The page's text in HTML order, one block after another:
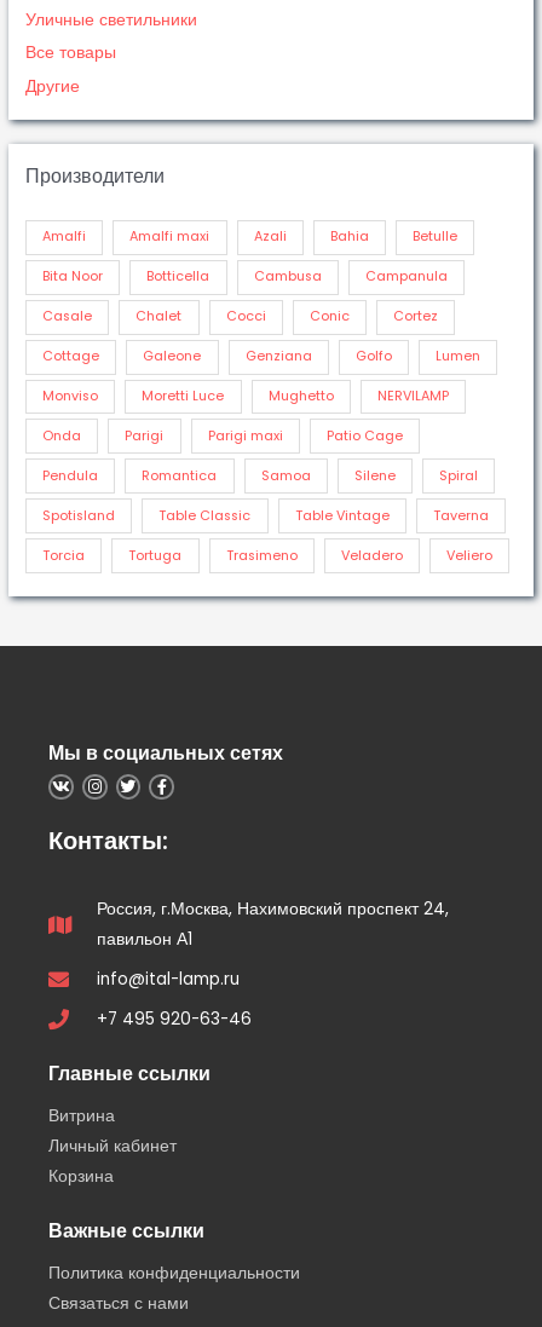
Уличные светильники
Все товары
Другие
Производители
Amalfi Amalfi maxi Azali Bahia Betulle
Bita Noor Botticella Cambusa Campanula
Casale Chalet Cocci Conic Cortez
Cottage Galeone Genziana Golfo Lumen
Monviso Moretti Luce Mughetto NERVILAMP
Onda Parigi Parigi maxi Patio Cage
Pendula Romantica Samoa Silene Spiral
Spotisland Table Classic Table Vintage Taverna
Torcia Tortuga Trasimeno Veladero Veliero
Мы в социальных сетях
Контакты:
Россия, г.Москва, Нахимовский проспект 24,
павильон А1
info@ital-lamp.ru
+7 495 920-63-46
Главные ссылки
Витрина
Личный кабинет
Корзина
Важные ссылки
Политика конфиденциальности
Связаться с нами